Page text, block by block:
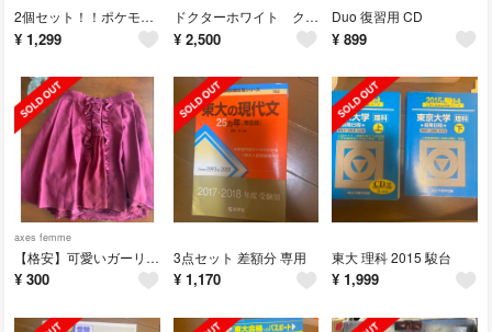
2個セット！！ポケモンマグカップ
¥ 1,299
ドクターホワイト クリアファイル 1枚
¥ 2,500
Duo 復習用 CD
¥ 899
axes femme
【格安】可愛いガーリー ワインレッド スカート
¥ 300
3点セット 差額分 専用
¥ 1,170
東大 理科 2015 駿台
¥ 1,999